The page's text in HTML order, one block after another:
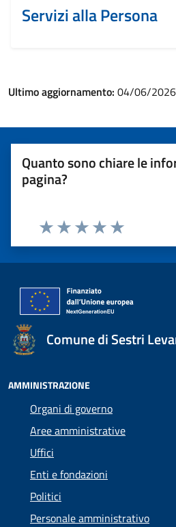
Servizi alla Persona
Ultimo aggiornamento: 04/06/
Quanto sono chiare le
pagina?
Valuta 5
Valuta 4 stelle su
Valuta 3 stelle su 5
Valuta 2 stelle su 5
Valuta 1 stelle su 5
Comune di Sestri
AMMINISTRAZIONE
Organi di governo
Aree amministrative
Uffici
Enti e fondazioni
Politici
Personale amministrativo